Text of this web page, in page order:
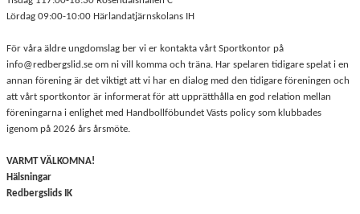
Lördag 09:00-10:00 Härlandatjärnskolans IH
För våra äldre ungdomslag ber vi er kontakta vårt Sportkontor på
info@redbergslid.se om ni vill komma och träna. Har spelaren tidigare spelat i en
annan förening är det viktigt att vi har en dialog med den tidigare föreningen och
att vårt sportkontor är informerat för att upprätthålla en god relation mellan
föreningarna i enlighet med Handbollföbundet Västs policy som klubbades
igenom på 2026 års årsmöte.
VARMT VÄLKOMNA!
Hälsningar
Redbergslids IK